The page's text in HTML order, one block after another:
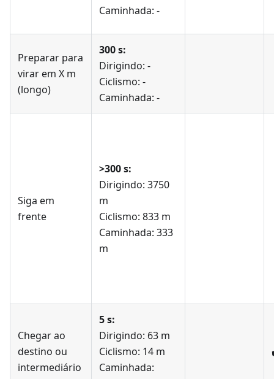
Caminhada: -
Preparar para
virar em X m
(longo)
300 s:
Dirigindo: -
Ciclismo: -
Caminhada: -
Siga em
frente
>300 s:
Dirigindo: 3750
m
Ciclismo: 833 m
Caminhada: 333
m
Chegar ao
destino ou
intermediário
5 s:
Dirigindo: 63 m
Ciclismo: 14 m
Caminhada: